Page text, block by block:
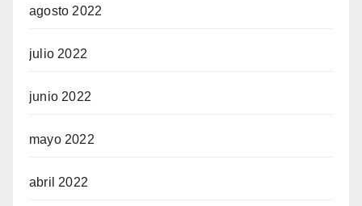
agosto 2022
julio 2022
junio 2022
mayo 2022
abril 2022